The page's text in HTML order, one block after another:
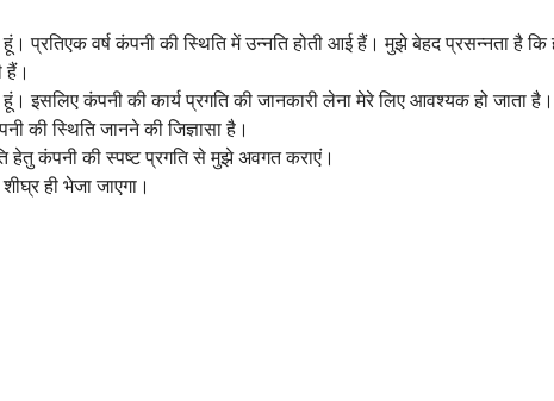
प्रतिएक वर्ष कंपनी की स्थिति में उन्नति होती आई हैं। मुझे बेहद प्रसन्नता है कि
हैं।
इसलिए कंपनी की कार्य प्रगति की जानकारी लेना मेरे लिए आवश्यक हो जाता है।
की स्थिति जानने की जिज्ञासा है।
हेतु कंपनी की स्पष्ट प्रगति से मुझे अवगत कराएं।
ही भेजा जाएगा।